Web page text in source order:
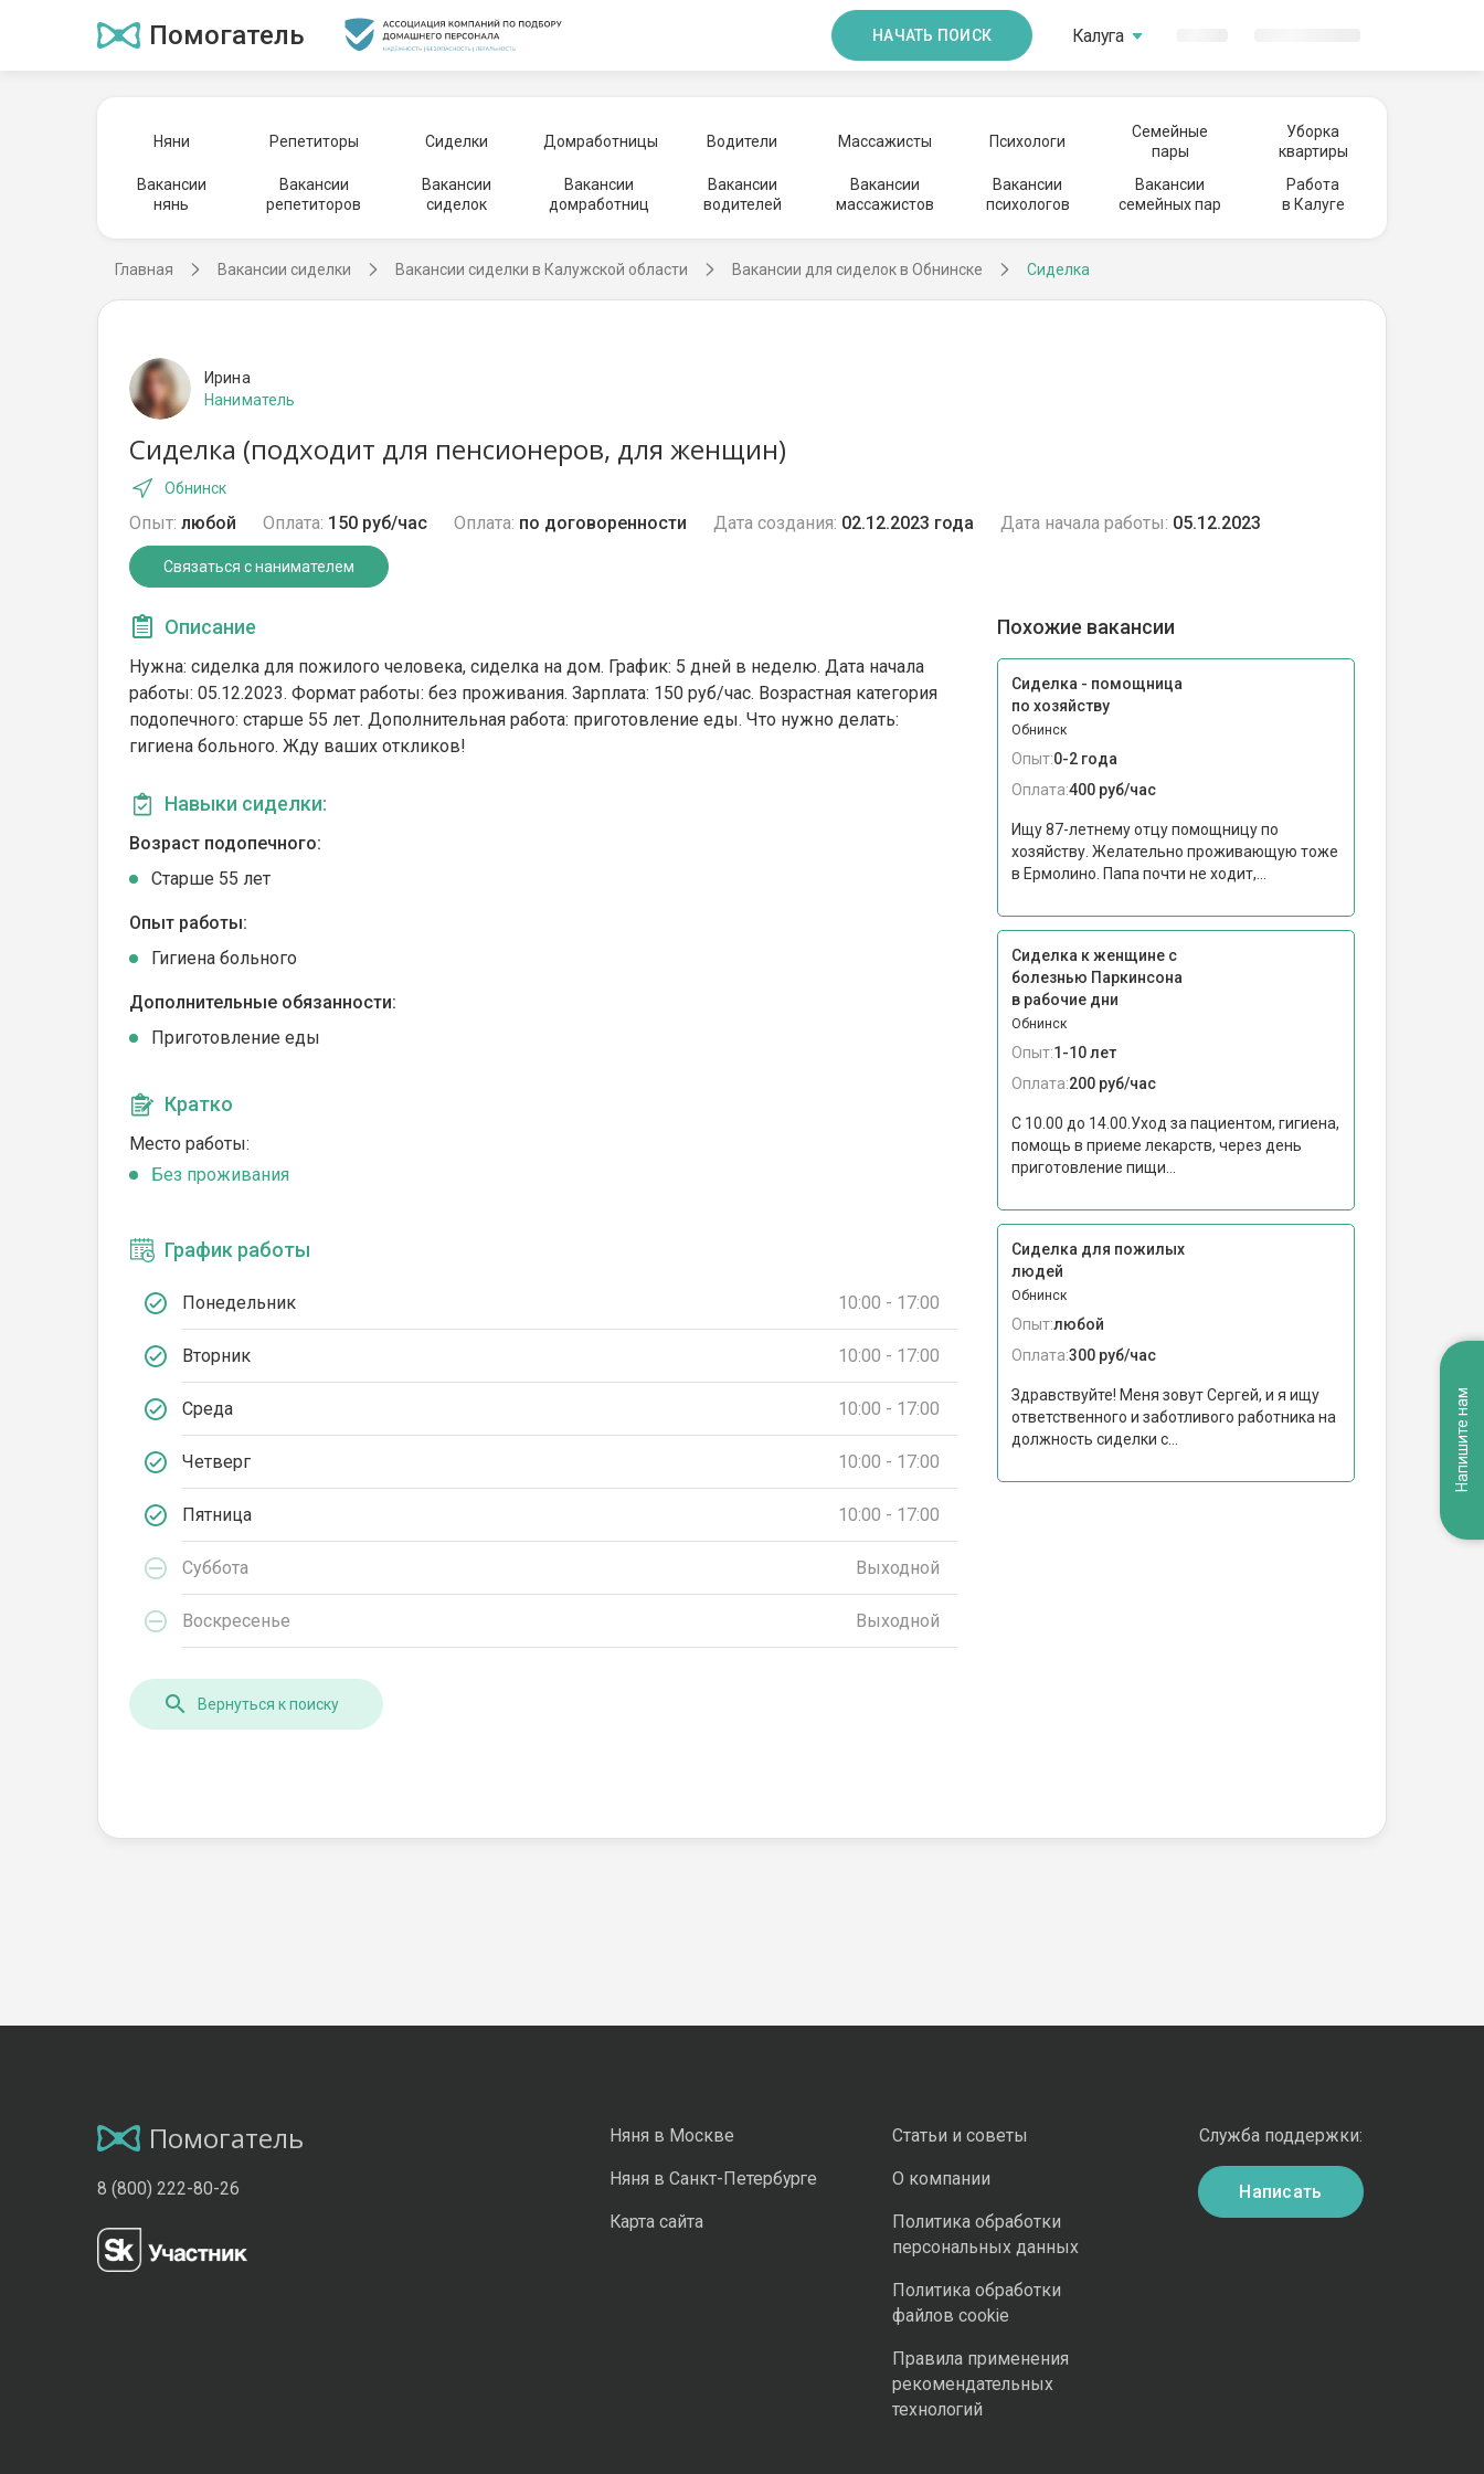
Помогатель НАЧАТЬ ПОИСК Калуга
Няни Репетиторы Сиделки Домработницы Водители Массажисты Психологи
Семейные
пары
Уборка
квартиры
Вакансии
нянь
Вакансии
репетиторов
Вакансии
сиделок
Вакансии
домработниц
Вакансии
водителей
Вакансии
массажистов
Вакансии
психологов
Вакансии
семейных пар
Работа
в Калуге
Главная Вакансии сиделки Вакансии сиделки в Калужской области Вакансии для сиделок в Обнинске Сиделка
Ирина
Наниматель
Сиделка (подходит для пенсионеров, для женщин)
Обнинск
Опыт: любой Оплата: 150 руб/час Оплата: по договоренности Дата создания: 02.12.2023 года Дата начала работы: 05.12.2023
Связаться с нанимателем
Описание
Нужна: сиделка для пожилого человека, сиделка на дом. График: 5 дней в неделю. Дата начала
работы: 05.12.2023. Формат работы: без проживания. Зарплата: 150 руб/час. Возрастная категория
подопечного: cтарше 55 лет. Дополнительная работа: приготовление еды. Что нужно делать:
гигиена больного. Жду ваших откликов!
Навыки сиделки:
Возраст подопечного:
Cтарше 55 лет
Опыт работы:
Гигиена больного
Дополнительные обязанности:
Приготовление еды
Кратко
Место работы:
Без проживания
График работы
Понедельник 10:00 - 17:00
Вторник 10:00 - 17:00
Среда 10:00 - 17:00
Четверг 10:00 - 17:00
Пятница 10:00 - 17:00
Суббота Выходной
Воскресенье Выходной
Похожие вакансии
Сиделка - помощница
по хозяйству
Обнинск
Опыт:0-2 года
Оплата:400 руб/час
Ищу 87-летнему отцу помощницу по
хозяйству. Желательно проживающую тоже
в Ермолино. Папа почти не ходит,...
Сиделка к женщине с
болезнью Паркинсона
в рабочие дни
Обнинск
Опыт:1-10 лет
Оплата:200 руб/час
С 10.00 до 14.00.Уход за пациентом, гигиена,
помощь в приеме лекарств, через день
приготовление пищи...
Сиделка для пожилых
людей
Обнинск
Опыт:любой
Оплата:300 руб/час
Здравствуйте! Меня зовут Сергей, и я ищу
ответственного и заботливого работника на
должность сиделки с...
Вернуться к поиску
Помогатель
8 (800) 222-80-26
Няня в Москве
Няня в Санкт-Петербурге
Карта сайта
Статьи и советы
О компании
Политика обработки
персональных данных
Политика обработки
файлов cookie
Правила применения
рекомендательных
технологий
Служба поддержки:
Написать
Напишите нам